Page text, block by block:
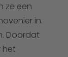
ze een
in.
Doordat
het